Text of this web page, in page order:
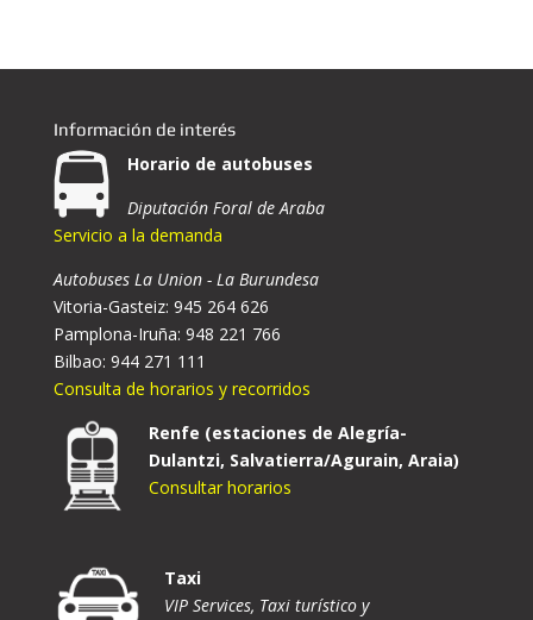
Información de interés
Horario de autobuses
Diputación Foral de Araba
Servicio a la demanda
Autobuses La Union - La Burundesa
Vitoria-Gasteiz: 945 264 626
Pamplona-Iruña: 948 221 766
Bilbao: 944 271 111
Consulta de horarios y recorridos
Renfe (estaciones de Alegría-
Dulantzi, Salvatierra/Agurain, Araia)
Consultar horarios
Taxi
VIP Services, Taxi turístico y